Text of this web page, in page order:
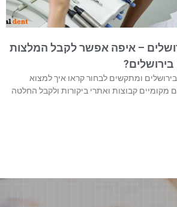
– איפה אפשר לקבל המלצות
ומתקשים לבחור קראו איך למצוא
קבוצות ואתרי ביקורות ולקבל החלטה